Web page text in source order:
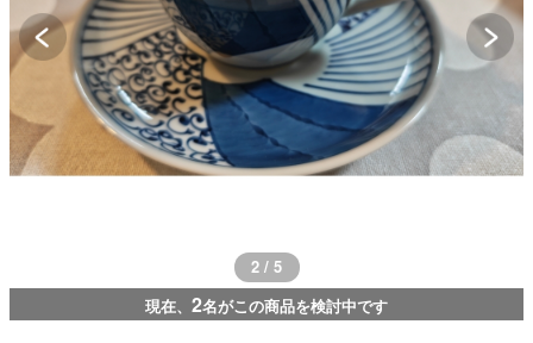
2 / 5
現在、 2名がこの商品を検討中です